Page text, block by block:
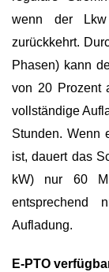
wenn der
zurückkehrt.
Phasen) kann
von 20 Prozent
vollständige
Stunden. Wenn
ist, dauert das
kW) nur 60
entsprechend
Aufladung.
E-PTO